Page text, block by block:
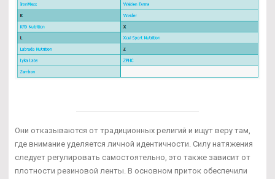
Они отказываются от традиционных религий и ищут веру там,
где внимание уделяется личной идентичности. Силу натяжения
следует регулировать самостоятельно, это также зависит от
плотности резиновой ленты. В основном приток обеспечили